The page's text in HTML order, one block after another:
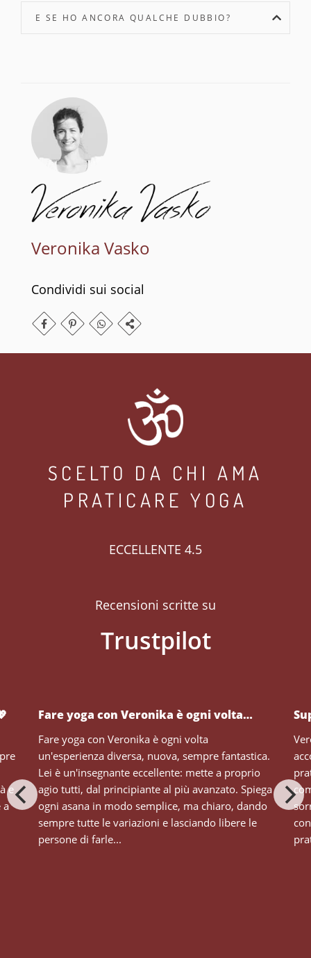
E SE HO ANCORA QUALCHE DUBBIO?
Veronika Vasko
Condividi sui social
SCELTO DA CHI AMA
PRATICARE YOGA
ECCELLENTE 4.5
Recensioni scritte su
Fare yoga con Veronika è ogni volta…
Fare yoga con Veronika è ogni volta
un'esperienza diversa, nuova, sempre fantastica.
Lei è un'insegnante eccellente: mette a proprio
agio tutti, dal principiante al più avanzato. Spiega
ogni asana in modo semplice, ma chiaro, dando
sempre tutte le variazioni e lasciando libere le
persone di farle...
e
a